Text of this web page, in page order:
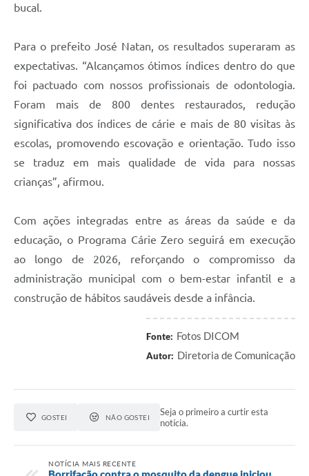
bucal.
Para o prefeito José Natan, os resultados superaram as
expectativas. “Alcançamos ótimos índices dentro do que
foi pactuado com nossos profissionais de odontologia.
Foram mais de 800 dentes restaurados, redução
significativa dos índices de cárie e mais de 80 visitas às
escolas, promovendo escovação e orientação. Tudo isso
se traduz em mais qualidade de vida para nossas
crianças”, afirmou.
Com ações integradas entre as áreas da saúde e da
educação, o Programa Cárie Zero seguirá em execução
ao longo de 2026, reforçando o compromisso da
administração municipal com o bem-estar infantil e a
construção de hábitos saudáveis desde a infância.
Fonte: Fotos DICOM
Autor: Diretoria de Comunicação
GOSTEI NÃO GOSTEI
Seja o primeiro a curtir esta
notícia.
NOTÍCIA MAIS RECENTE